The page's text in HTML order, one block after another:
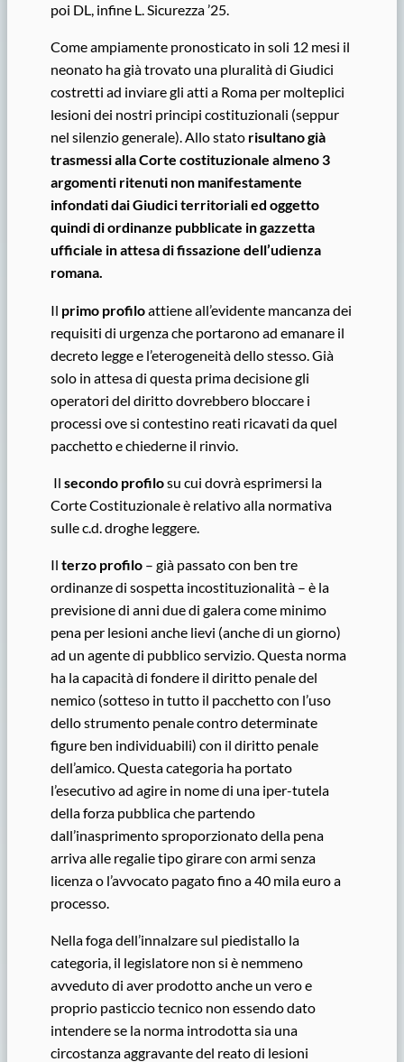
poi DL, infine L. Sicurezza ’25.
Come ampiamente pronosticato in soli 12 mesi il
neonato ha già trovato una pluralità di Giudici
costretti ad inviare gli atti a Roma per molteplici
lesioni dei nostri principi costituzionali (seppur
nel silenzio generale). Allo stato risultano già
trasmessi alla Corte costituzionale almeno 3
argomenti ritenuti non manifestamente
infondati dai Giudici territoriali ed oggetto
quindi di ordinanze pubblicate in gazzetta
ufficiale in attesa di fissazione dell’udienza
romana.
Il primo profiloattiene all’evidente mancanza dei
requisiti di urgenza che portarono ad emanare il
decreto legge e l’eterogeneità dello stesso. Già
solo in attesa di questa prima decisione gli
operatori del diritto dovrebbero bloccare i
processi ove si contestino reati ricavati da quel
pacchetto e chiederne il rinvio.
Il secondo profilosu cui dovrà esprimersi la
Corte Costituzionale è relativo alla normativa
sulle c.d. droghe leggere.
Il terzo profilo – già passato con ben tre
ordinanze di sospetta incostituzionalità – è la
previsione di anni due di galera come minimo
pena per lesioni anche lievi (anche di un giorno)
ad un agente di pubblico servizio. Questa norma
ha la capacità di fondere il diritto penale del
nemico (sotteso in tutto il pacchetto con l’uso
dello strumento penale contro determinate
figure ben individuabili) con il diritto penale
dell’amico. Questa categoria ha portato
l’esecutivo ad agire in nome di una iper-tutela
della forza pubblica che partendo
dall’inasprimento sproporzionato della pena
arriva alle regalie tipo girare con armi senza
licenza o l’avvocato pagato fino a 40 mila euro a
processo.
Nella foga dell’innalzare sul piedistallo la
categoria, il legislatore non si è nemmeno
avveduto di aver prodotto anche un vero e
proprio pasticcio tecnico non essendo dato
intendere se la norma introdotta sia una
circostanza aggravante del reato di lesioni